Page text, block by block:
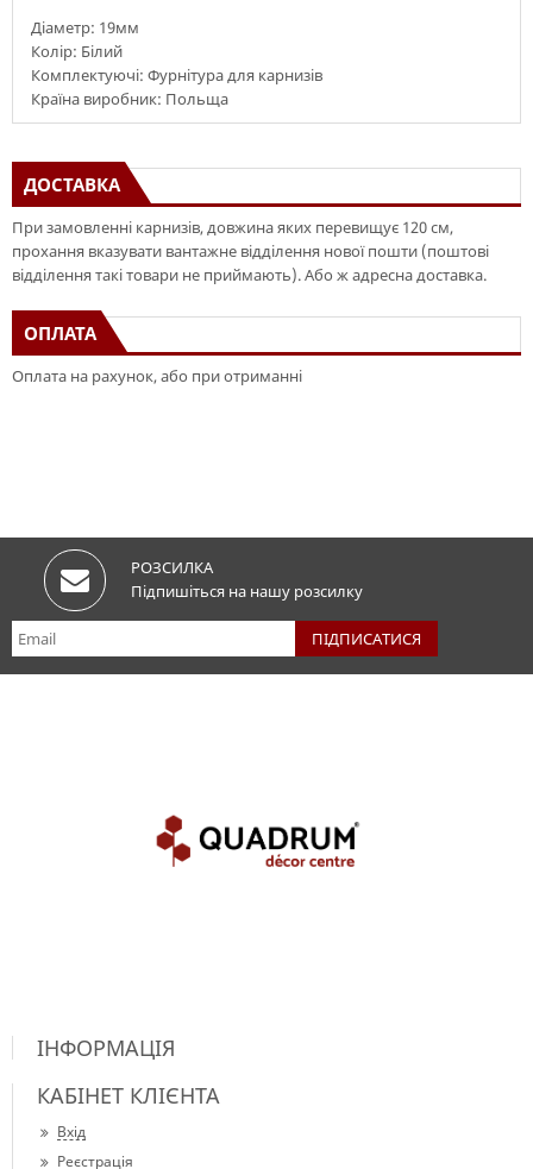
Діаметр: 19мм
Колір: Білий
Комплектуючі: Фурнітура для карнизів
Країна виробник: Польща
ДОСТАВКА
При замовленні карнизів, довжина яких перевищує 120 см,
прохання вказувати вантажне відділення нової пошти (поштові
відділення такі товари не приймають). Або ж адресна доставка.
ОПЛАТА
Оплата на рахунок, або при отриманні
РОЗСИЛКА
Підпишіться на нашу розсилку
ІНФОРМАЦІЯ
КАБІНЕТ КЛІЄНТА
Вхід
Реєстрація